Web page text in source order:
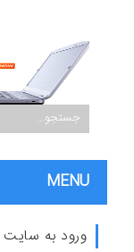
MENU
ورود به سایت